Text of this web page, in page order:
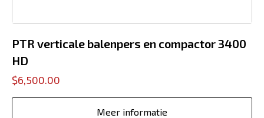
PTR verticale balenpers en compactor 3400
HD
$6,500.00
Meer informatie